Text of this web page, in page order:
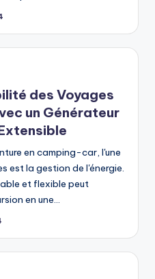
des Voyages
un Générateur
en camping-car, l'une
est la gestion de l'énergie.
et flexible peut
en une…